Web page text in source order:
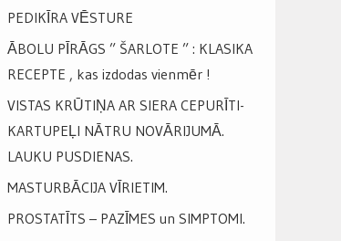
PEDIKĪRA VĒSTURE
ĀBOLU PĪRĀGS ” ŠARLOTE ” : KLASIKA
RECEPTE , kas izdodas vienmēr !
VISTAS KRŪTIŅA AR SIERA CEPURĪTI-
KARTUPEĻI NĀTRU NOVĀRIJUMĀ.
LAUKU PUSDIENAS.
MASTURBĀCIJA VĪRIETIM.
PROSTATĪTS – PAZĪMES un SIMPTOMI.